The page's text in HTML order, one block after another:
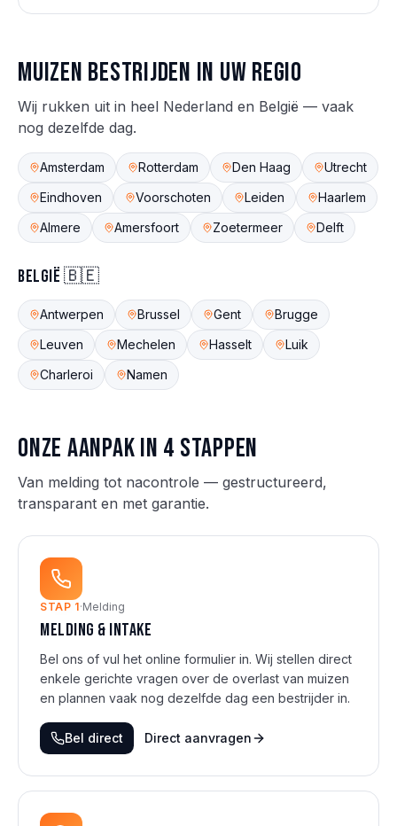
Muizen bestrijden in uw regio
Wij rukken uit in heel Nederland en België — vaak
nog dezelfde dag.
Amsterdam Rotterdam Den Haag
Utrecht
Eindhoven
Voorschoten Leiden
Haarlem
Almere
Amersfoort Zoetermeer Delft
België 🇧🇪
Antwerpen Brussel Gent
Brugge
Leuven
Mechelen Hasselt
Luik
Charleroi
Namen
Onze aanpak in 4 stappen
Van melding tot nacontrole — gestructureerd,
transparant en met garantie.
STAP 1·Melding
Melding & intake
Bel ons of vul het online formulier in. Wij stellen direct
enkele gerichte vragen over de overlast van muizen
en plannen vaak nog dezelfde dag een bestrijder in.
Bel direct Direct aanvragen